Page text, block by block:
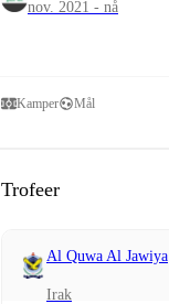
nov. 2021 - nå
Kamper Mål
Trofeer
Al Quwa Al Jawiya
Irak